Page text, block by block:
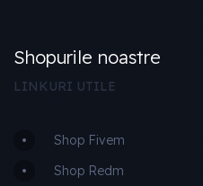
Shopurile noastre
LINKURI UTILE
Shop Fivem
Shop Redm